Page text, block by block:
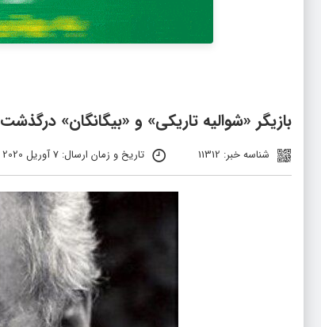
بازیگر «شوالیه تاریکی» و «بیگانگان» درگذشت
شناسه خبر: 11312 تاریخ و زمان ارسال: 7 آوریل 2020 ساعت 12:10